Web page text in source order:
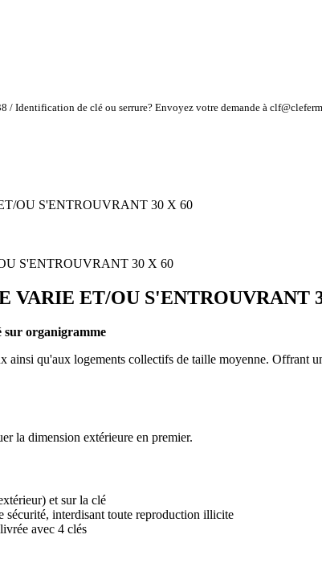
/ Identification de clé ou serrure? Envoyez votre demande à
OU S'ENTROUVRANT 30 X 60
VARIE ET/OU S'ENTROUVRANT
sur organigramme
qu'aux logements collectifs de taille moyenne. Offrant
la dimension extérieure en premier.
et sur la clé
sécurité, interdisant toute reproduction illicite
avec 4 clés